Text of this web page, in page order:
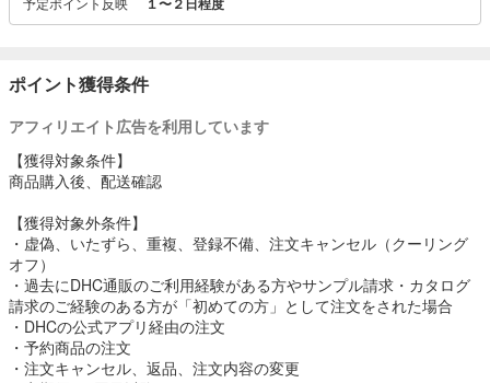
ポイント獲得条件
アフィリエイト広告を利用しています
【獲得対象条件】
商品購入後、配送確認
【獲得対象外条件】
・虚偽、いたずら、重複、登録不備、注文キャンセル（クーリング
オフ）
・過去にDHC通販のご利用経験がある方やサンプル請求・カタログ
請求のご経験のある方が「初めての方」として注文をされた場合
・DHCの公式アプリ経由の注文
・予約商品の注文
・注文キャンセル、返品、注文内容の変更